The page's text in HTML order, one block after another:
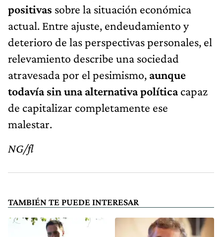
positivas sobre la situación económica
actual. Entre ajuste, endeudamiento y
deterioro de las perspectivas personales, el
relevamiento describe una sociedad
atravesada por el pesimismo, aunque
todavía sin una alternativa políticacapaz
de capitalizar completamente ese
malestar.
NG/fl
TAMBIÉN TE PUEDE INTERESAR